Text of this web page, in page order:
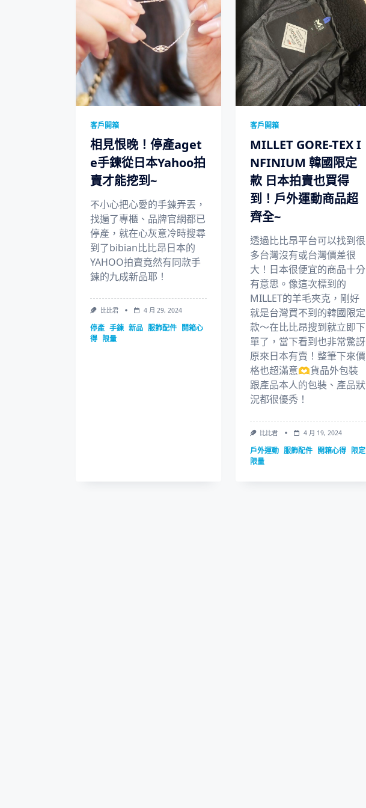
客戶開箱
相見恨晚！停產aget
e手鍊從日本Yahoo拍
賣才能挖到~
不小心把心愛的手鍊弄丟，
找遍了專櫃、品牌官網都已
停產，就在心灰意冷時搜尋
到了bibian比比昂日本的
YAHOO拍賣竟然有同款手
鍊的九成新品耶！
比比君 4 月 29, 2024
停產 手鍊 新品 服飾配件 開箱心
得 限量
客戶開箱
MILLET GORE-TEX I
NFINIUM 韓國限定
款 日本拍賣也買得
到！戶外運動商品超
齊全~
透過比比昂平台可以找到很
多台灣沒有或台灣價差很
大！日本很便宜的商品十分
有意思。像這次標到的
MILLET的羊毛夾克，剛好
就是台灣買不到的韓國限定
款～在比比昂搜到就立即下
單了，當下看到也非常驚訝
原來日本有賣！整筆下來價
格也超滿意🫶貨品外包裝
跟產品本人的包裝、產品狀
況都很優秀！
比比君 4 月 19, 2024
戶外運動 服飾配件 開箱心得
限定
限量